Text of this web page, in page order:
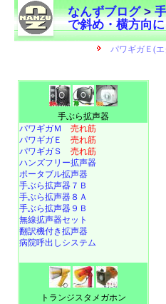
なんずブログ>
で斜め・横方向
手ぶら拡声器
パワギガＭ 売れ筋
パワギガＥ 売れ筋
パワギガＳ 売れ筋
ハンズフリー拡声器
ポータブル拡声器
手ぶら拡声器７Ｂ
手ぶら拡声器８Ａ
手ぶら拡声器９Ｂ
無線拡声器セット
翻訳機付き拡声器
病院呼出しシステム
トランジスタメガホン